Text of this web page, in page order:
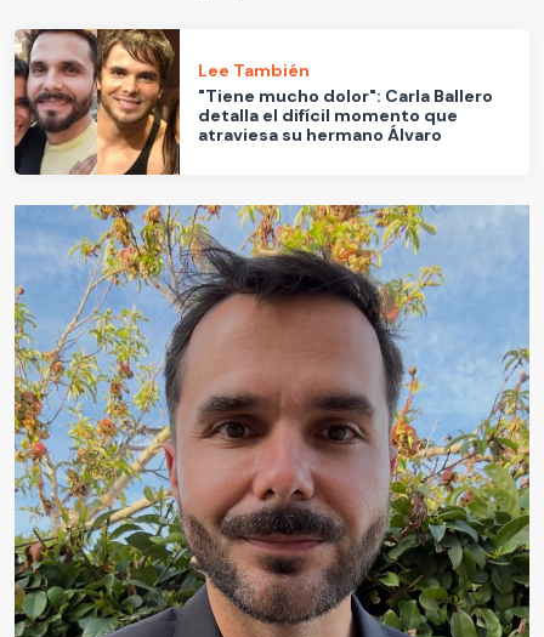
Lee También
"Tiene mucho dolor": Carla Ballero
detalla el difícil momento que
atraviesa su hermano Álvaro